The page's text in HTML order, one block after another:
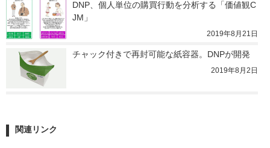
DNP、個人単位の購買行動を分析する「価値観C
JM」
2019年8月21日
チャック付きで再封可能な紙容器。DNPが開発
2019年8月2日
関連リンク